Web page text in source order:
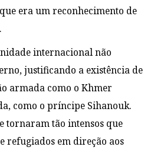
era um reconhecimento de
internacional não
justificando a existência de
armada como o Khmer
como o príncipe Sihanouk.
tornaram tão intensos que
refugiados em direção aos